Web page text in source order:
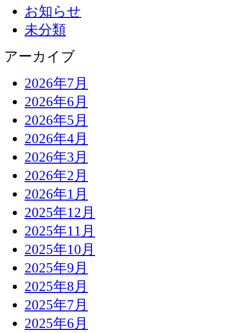
お知らせ
未分類
アーカイブ
2026年7月
2026年6月
2026年5月
2026年4月
2026年3月
2026年2月
2026年1月
2025年12月
2025年11月
2025年10月
2025年9月
2025年8月
2025年7月
2025年6月